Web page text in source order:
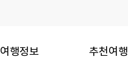
여행정보 추천여행